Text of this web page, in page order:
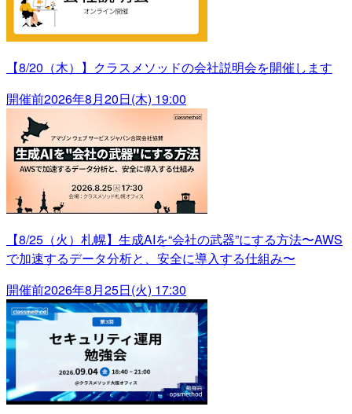
【8/20（木）】クラスメソッドの会社説明会を開催します
開催前2026年8月20日(木) 19:00
【8/25（火）札幌】生成AIを“会社の武器”にする方法〜AWS
で加速するデータ分析と、安全に導入する仕組み〜
開催前2026年8月25日(火) 17:30